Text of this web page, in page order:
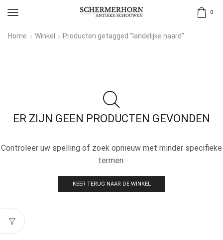
0
Home Winkel Producten getagged “landelijke haard”
ER ZIJN GEEN PRODUCTEN GEVONDEN
Controleer uw spelling of zoek opnieuw met minder specifieke
termen.
KEER TERUG NAAR DE WINKEL